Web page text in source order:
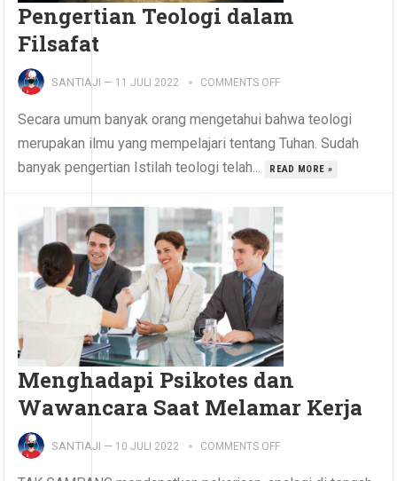
Pengertian Teologi dalam
Filsafat
SANTIAJI — 11 JULI 2022 COMMENTS OFF
Secara umum banyak orang mengetahui bahwa teologi
merupakan ilmu yang mempelajari tentang Tuhan. Sudah
banyak pengertian Istilah teologi telah...
READ MORE »
Menghadapi Psikotes dan
Wawancara Saat Melamar Kerja
SANTIAJI — 10 JULI 2022 COMMENTS OFF